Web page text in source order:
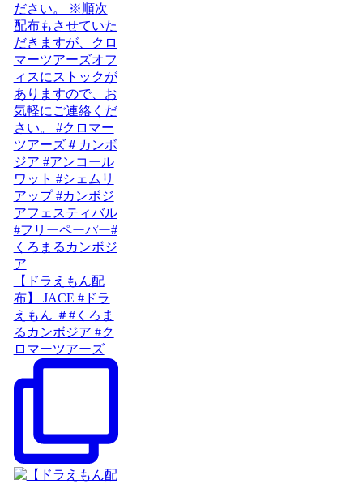
【ドラえもん配
布】 JACE #ドラ
えもん ＃#くろま
るカンボジア #ク
ロマーツアーズ